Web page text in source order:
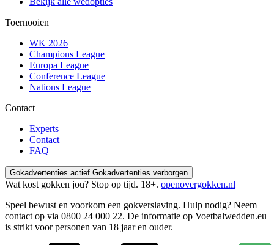
Toernooien
WK 2026
Champions League
Europa League
Conference League
Nations League
Contact
Experts
Contact
FAQ
Gokadvertenties actief Gokadvertenties verborgen
Wat kost gokken jou? Stop op tijd. 18+. openovergokken.nl
Speel bewust en voorkom een gokverslaving. Hulp nodig? Neem
contact op via 0800 24 000 22. De informatie op Voetbalwedden.eu
is strikt voor personen van 18 jaar en ouder.